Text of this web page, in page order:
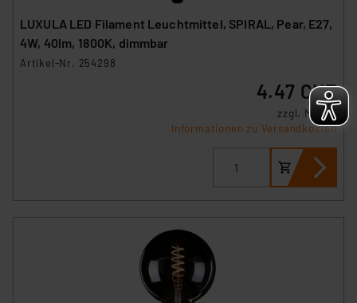
LUXULA LED Filament Leuchtmittel, SPIRAL, Pear, E27,
4W, 40lm, 1800K, dimmbar
Artikel-Nr. 254298
4.47 CHF
zzgl. MwSt.
Informationen zu Versandkosten